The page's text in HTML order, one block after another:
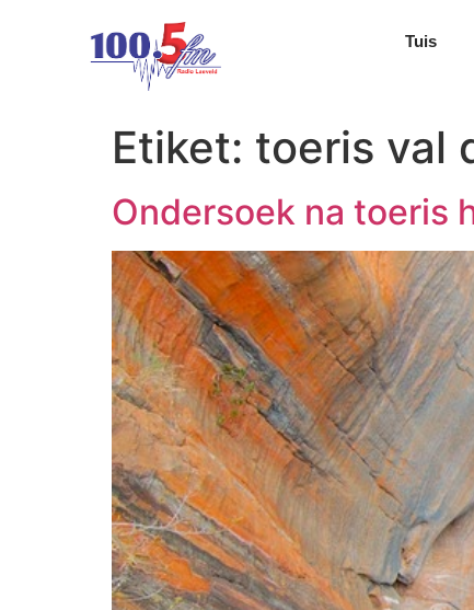
Tuis
Etiket: toeris val
Ondersoek na toeris